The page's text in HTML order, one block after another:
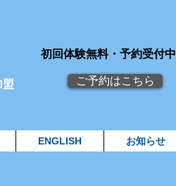
初回体験無料・予約受付中
盟 ご予約はこちら
ENGLISH お知らせ